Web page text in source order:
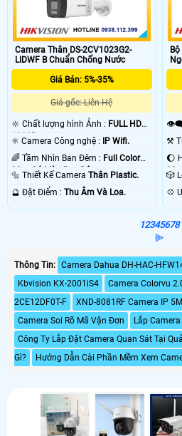
Camera Thân DS-2CV1023G2-
LIDWF B Chuẩn Chống Nước
Giá Bán: 5%-35%
Giá gốc: Liên Hệ
🔆 Chất lượng hình Ảnh : FULL HD
1080P .
⚛️ Camera Công nghệ :
IP Wifi.
🌈 Tầm Nhìn Ban Đêm : Full Color
30m Có Màu Ban Ðêm.
🔩 Thiết Kế Camera Thân Plastic.
️🔮 Đặt Điểm : Thu Âm Và Loa.
12345678
⫸
Thông Tin: Camera Dahua DH-HAC-
Kbvision KX-2001iS4
Camera Colorvu
2CE12DF0T-F
XND-8081RF Camera IP
Camera Soi Rõ Mã Vận Đơn
Lắp
Công Ty Lắp Đặt Camera Quan Sát Tại
Gì?
Hướng Dẫn Cài Phần Mềm Xem